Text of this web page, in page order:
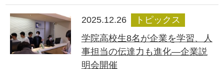
2025.12.26
トピックス
学院高校生8名が企業を学習、人
事担当の伝達力も進化―企業説
明会開催